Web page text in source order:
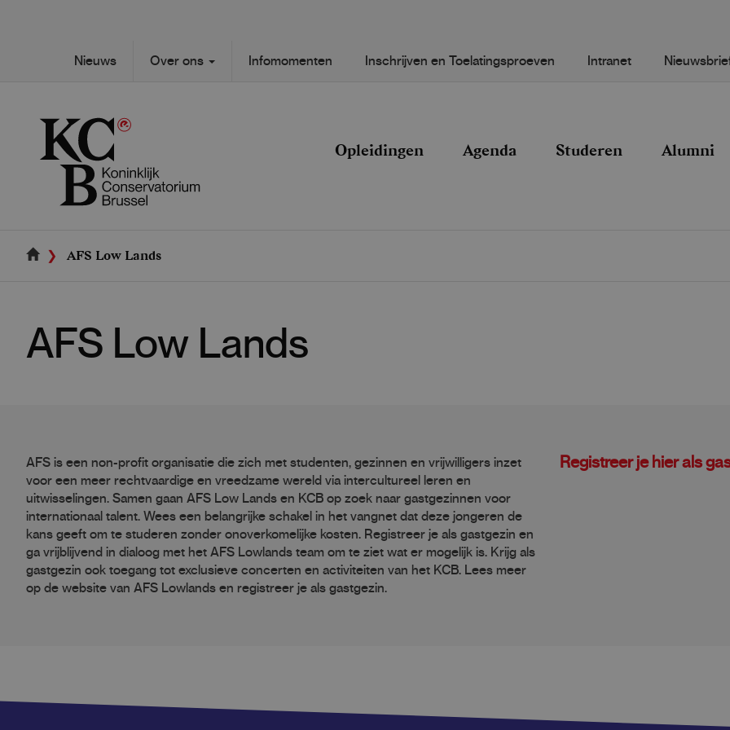
Secondary
navigation
Nieuws Over ons Infomomenten Inschrijven en Toelatingsproeven Intranet
navigation
Opleidingen Agenda Studeren Alumni
AFS Low Lands
AFS Low Lands
AFS is een non-profit organisatie die zich met studenten, gezinnen en vrijwilligers inzet
voor een meer rechtvaardige en vreedzame wereld via intercultureel leren en
uitwisselingen. Samen gaan AFS Low Lands en KCB op zoek naar gastgezinnen voor
internationaal talent. Wees een belangrijke schakel in het vangnet dat deze jongeren de
kans geeft om te studeren zonder onoverkomelijke kosten. Registreer je als gastgezin en
ga vrijblijvend in dialoog met het AFS Lowlands team om te ziet wat er mogelijk is. Krijg als
gastgezin ook toegang tot exclusieve concerten en activiteiten van het KCB. Lees meer
op de website van AFS Lowlands en registreer je als gastgezin.
Registreer je hier als